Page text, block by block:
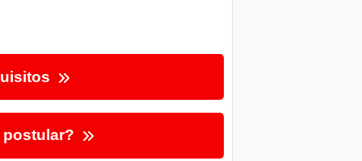
postular?